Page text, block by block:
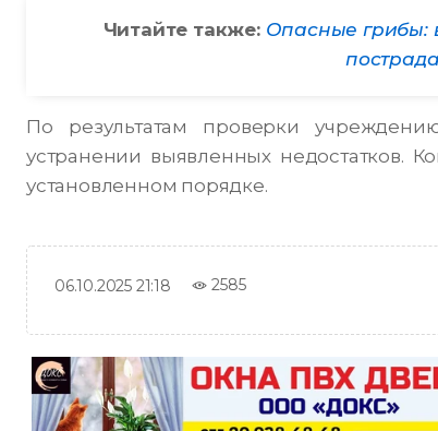
Читайте также: Опасные грибы:
По результатам проверки
устранении выявленных недостатков.
установленном порядке.
06.10.2025 21:18 2585